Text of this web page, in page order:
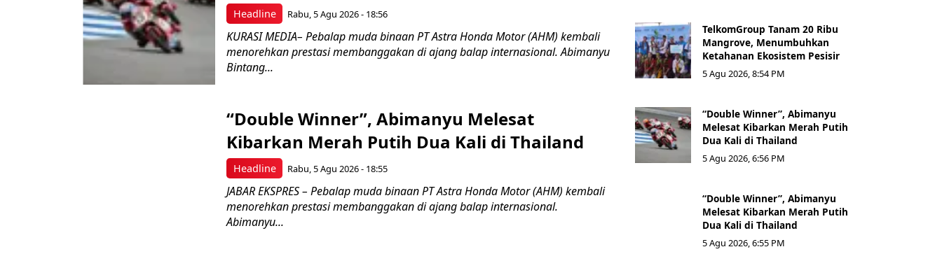
Headline Rabu, 5 Agu 2026 - 18:56
KURASI MEDIA– Pebalap muda binaan PT Astra Honda Motor (AHM) kembali
menorehkan prestasi membanggakan di ajang balap internasional. Abimanyu
Bintang...
Headline
“Double Winner”, Abimanyu Melesat
Kibarkan Merah Putih Dua Kali di Thailand
Rabu, 5 Agu 2026 - 18:55
JABAR EKSPRES – Pebalap muda binaan PT Astra Honda Motor (AHM) kembali
menorehkan prestasi membanggakan di ajang balap internasional.
Abimanyu...
TelkomGroup Tanam 20 Ribu
Mangrove, Menumbuhkan
Ketahanan Ekosistem Pesisir
5 Agu 2026, 8:54 PM
“Double Winner”, Abimanyu
Melesat Kibarkan Merah Putih
Dua Kali di Thailand
5 Agu 2026, 6:56 PM
“Double Winner”, Abimanyu
Melesat Kibarkan Merah Putih
Dua Kali di Thailand
5 Agu 2026, 6:55 PM